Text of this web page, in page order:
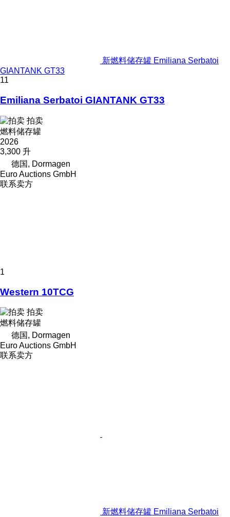
新燃料储存罐 Emiliana Serbatoi
GIANTANK GT33
11
Emiliana Serbatoi GIANTANK GT33
拍卖
燃料储存罐
2026
3,300 升
德国, Dormagen
Euro Auctions GmbH
联系卖方
1
Western 10TCG
拍卖
燃料储存罐
德国, Dormagen
Euro Auctions GmbH
联系卖方
新燃料储存罐 Emiliana Serbatoi